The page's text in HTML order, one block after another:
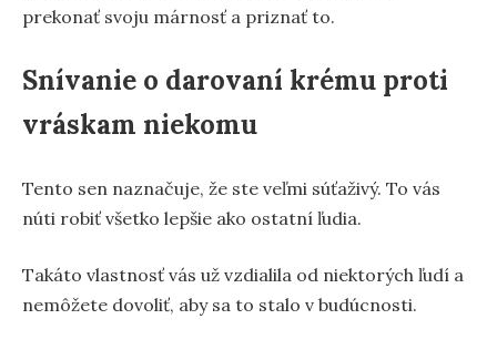
prekonať svoju márnosť a priznať to.
Snívanie o darovaní krému proti
vráskam niekomu
Tento sen naznačuje, že ste veľmi súťaživý. To vás
núti robiť všetko lepšie ako ostatní ľudia.
Takáto vlastnosť vás už vzdialila od niektorých ľudí a
nemôžete dovoliť, aby sa to stalo v budúcnosti.